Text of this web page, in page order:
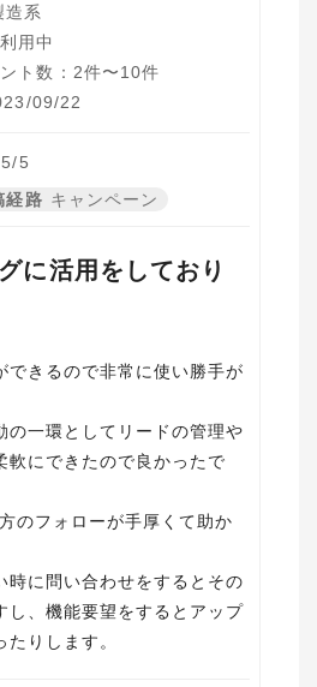
造系
用中
ト数：2件〜10件
09/22
5/5
経路 キャンペーン
に活用をしており
できるので非常に使い勝手が
の一環としてリードの管理や
軟にできたので良かったで
のフォローが手厚くて助か
時に問い合わせをするとその
し、機能要望をするとアップ
りします。